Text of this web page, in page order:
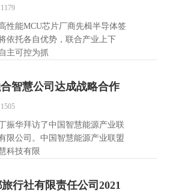
性能MCU芯片厂商先楫半导体签
依托各自优势，联合产业上下
主可控为抓
智慧公司达成战略合作
振华拜访了中国智慧能源产业联
限公司。中国智慧能源产业联盟
科技有限
行社有限责任公司2021